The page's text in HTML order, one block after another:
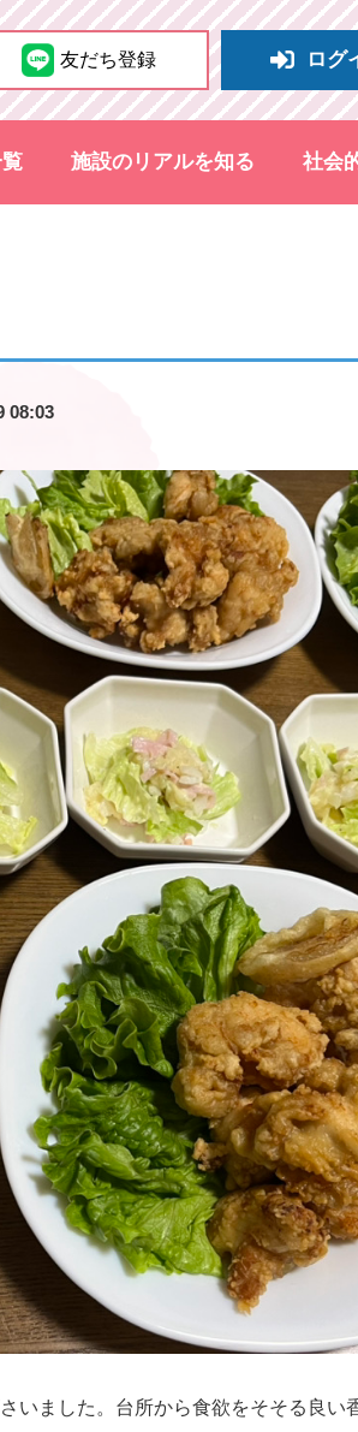
友だち登録 ログ
施設のリアルを知る 社会
08:03
いました。台所から食欲をそそる良い